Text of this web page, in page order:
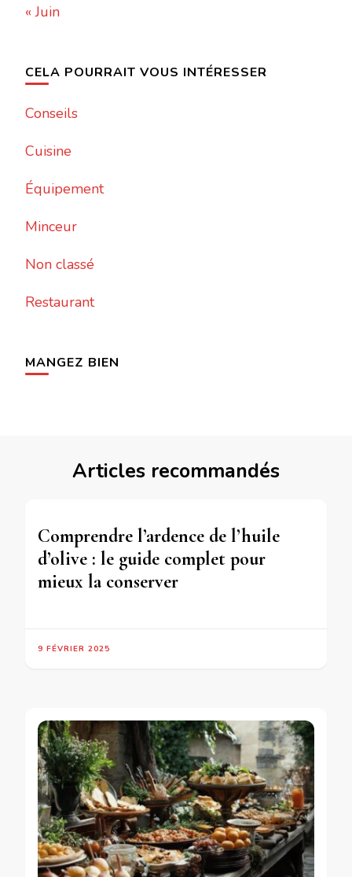
« Juin
CELA POURRAIT VOUS INTÉRESSER
Conseils
Cuisine
Équipement
Minceur
Non classé
Restaurant
MANGEZ BIEN
Articles recommandés
Comprendre l’ardence de l’huile
d’olive : le guide complet pour
mieux la conserver
9 FÉVRIER 2025